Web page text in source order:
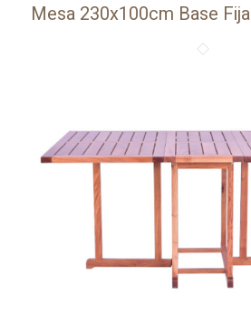
Mesa 230x100cm Base Fija